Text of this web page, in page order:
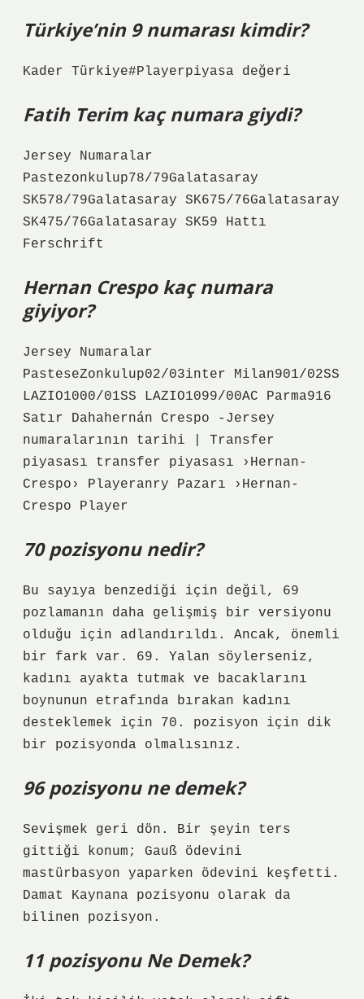
Türkiye’nin 9 numarası kimdir?
Kader Türkiye#Playerpiyasa değeri
Fatih Terim kaç numara giydi?
Jersey Numaralar
Pastezonkulup78/79Galatasaray
SK578/79Galatasaray SK675/76Galatasaray
SK475/76Galatasaray SK59 Hattı
Ferschrift
Hernan Crespo kaç numara
giyiyor?
Jersey Numaralar
PasteseZonkulup02/03inter Milan901/02SS
LAZIO1000/01SS LAZIO1099/00AC Parma916
Satır Dahahernán Crespo -Jersey
numaralarının tarihi | Transfer
piyasası transfer piyasası ›Hernan-
Crespo› Playeranry Pazarı ›Hernan-
Crespo Player
70 pozisyonu nedir?
Bu sayıya benzediği için değil, 69
pozlamanın daha gelişmiş bir versiyonu
olduğu için adlandırıldı. Ancak, önemli
bir fark var. 69. Yalan söylerseniz,
kadını ayakta tutmak ve bacaklarını
boynunun etrafında bırakan kadını
desteklemek için 70. pozisyon için dik
bir pozisyonda olmalısınız.
96 pozisyonu ne demek?
Sevişmek geri dön. Bir şeyin ters
gittiği konum; Gauß ödevini
mastürbasyon yaparken ödevini keşfetti.
Damat Kaynana pozisyonu olarak da
bilinen pozisyon.
11 pozisyonu Ne Demek?